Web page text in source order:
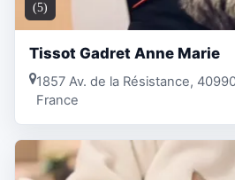
(5)
Tissot Gadret Anne Marie
1857 Av. de la Résistance,
France